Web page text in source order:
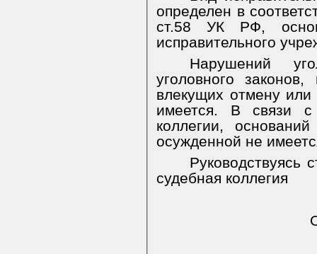
определен в
ст.58 УК РФ,
исправительного
Нарушений
уголовного
влекущих отмену
имеется. В связи
коллегии,
осужденной не
Руководствуясь
судебная коллегия